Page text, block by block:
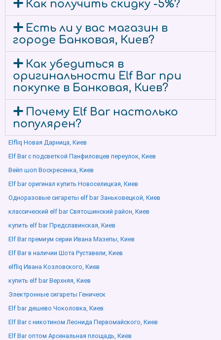
Как получить скидку -5%?
Есть ли у вас магазин в
городе Банковая, Киев?
Как убедиться в
оригинальности Elf Bar при
покупке в Банковая, Киев?
Почему Elf Bar настолько
популярен?
Elfliq Новая Дарница, Киев
Elf Bar с подсветкой Панфиловцев переулок, Киев
Вейп шоп Воскресенка, Киев
Elf bar оригинал купить Новоселицкая, Киев
Одноразовые сигареты elf bar Заньковецкой, Киев
классический elf bar Святошинский район, Киев
купить elf bar Предславинская, Киев
Elf Bar премиум серии Ивана Мазепы, Киев
Elf Bar в наличии Шота Руставели, Киев
elfliq Ивана Козловского, Киев
купить elf bar Верхняя, Киев
Электронные сигареты Геническ
Elf bar дешево Чоколовка, Киев
Elf Bar с никотином Леонида Первомайского, Киев
Elf Bar оптом Арсенальная площадь, Киев